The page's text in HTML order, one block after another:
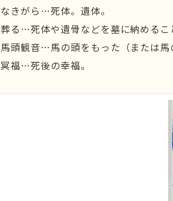
なきがら…死体。遺体。
葬る…死体や遺骨などを墓に納めるこ
馬頭観音…馬の頭をもった（または馬
冥福…死後の幸福。